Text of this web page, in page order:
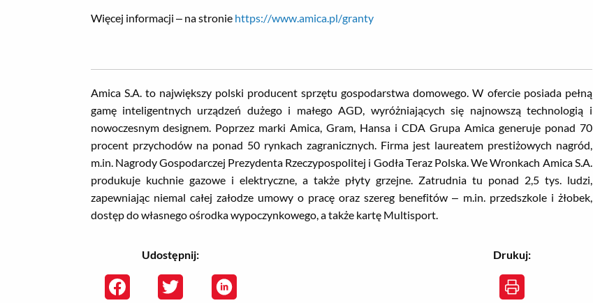
Więcej informacji – na stronie https://www.amica.pl/granty
Amica S.A. to największy polski producent sprzętu gospodarstwa domowego. W ofercie posiada pełną
gamę inteligentnych urządzeń dużego i małego AGD, wyróżniających się najnowszą technologią i
nowoczesnym designem. Poprzez marki Amica, Gram, Hansa i CDA Grupa Amica generuje ponad 70
procent przychodów na ponad 50 rynkach zagranicznych. Firma jest laureatem prestiżowych nagród,
m.in. Nagrody Gospodarczej Prezydenta Rzeczypospolitej i Godła Teraz Polska. We Wronkach Amica S.A.
produkuje kuchnie gazowe i elektryczne, a także płyty grzejne. Zatrudnia tu ponad 2,5 tys. ludzi,
zapewniając niemal całej załodze umowy o pracę oraz szereg benefitów – m.in. przedszkole i żłobek,
dostęp do własnego ośrodka wypoczynkowego, a także kartę Multisport.
Udostępnij: Drukuj: